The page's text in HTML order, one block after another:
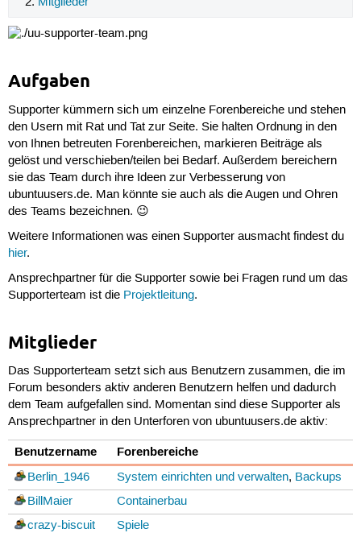
Aufgaben
Supporter kümmern sich um einzelne Forenbereiche und stehen
den Usern mit Rat und Tat zur Seite. Sie halten Ordnung in den
von Ihnen betreuten Forenbereichen, markieren Beiträge als
gelöst und verschieben/teilen bei Bedarf. Außerdem bereichern
sie das Team durch ihre Ideen zur Verbesserung von
ubuntuusers.de. Man könnte sie auch als die Augen und Ohren
des Teams bezeichnen. 😉
Weitere Informationen was einen Supporter ausmacht findest du
hier.
Ansprechpartner für die Supporter sowie bei Fragen rund um das
Supporterteam ist die Projektleitung.
Mitglieder
Das Supporterteam setzt sich aus Benutzern zusammen, die im
Forum besonders aktiv anderen Benutzern helfen und dadurch
dem Team aufgefallen sind. Momentan sind diese Supporter als
Ansprechpartner in den Unterforen von ubuntuusers.de aktiv:
Benutzername Forenbereiche
Berlin_1946 System einrichten und verwalten, Backups
BillMaier
Containerbau
crazy-biscuit
Spiele